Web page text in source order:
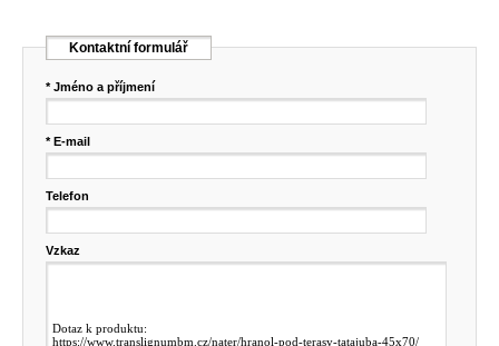
Kontaktní formulář
* Jméno a příjmení
* E-mail
Telefon
Vzkaz